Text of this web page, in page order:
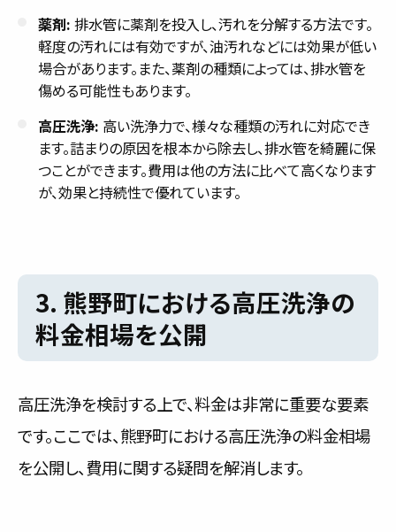
薬剤: 排水管に薬剤を投入し、汚れを分解する方法です。
軽度の汚れには有効ですが、油汚れなどには効果が低い
場合があります。また、薬剤の種類によっては、排水管を
傷める可能性もあります。
高圧洗浄: 高い洗浄力で、様々な種類の汚れに対応でき
ます。詰まりの原因を根本から除去し、排水管を綺麗に保
つことができます。費用は他の方法に比べて高くなります
が、効果と持続性で優れています。
3. 熊野町における高圧洗浄の
料金相場を公開
高圧洗浄を検討する上で、料金は非常に重要な要素
です。ここでは、熊野町における高圧洗浄の料金相場
を公開し、費用に関する疑問を解消します。